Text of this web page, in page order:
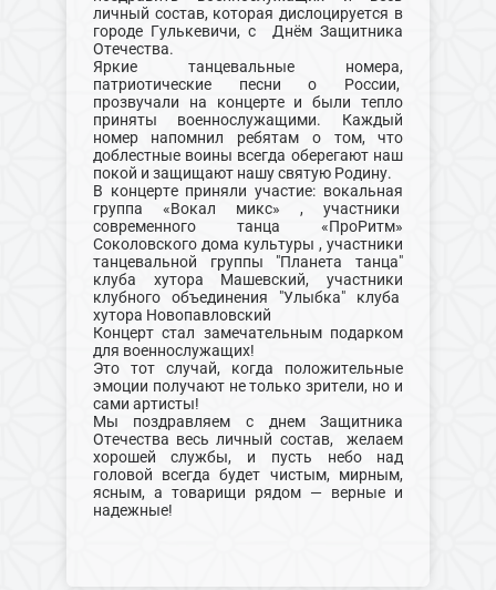
личный состав, которая дислоцируется в
городе Гулькевичи, с Днём Защитника
Отечества.
Яркие танцевальные номера,
патриотические песни о России,
прозвучали на концерте и были тепло
приняты военнослужащими. Каждый
номер напомнил ребятам о том, что
доблестные воины всегда оберегают наш
покой и защищают нашу святую Родину.
В концерте приняли участие: вокальная
группа «Вокал микс» , участники
современного танца «ПроРитм»
Соколовского дома культуры , участники
танцевальной группы "Планета танца"
клуба хутора Машевский, участники
клубного объединения "Улыбка" клуба
хутора Новопавловский
Концерт стал замечательным подарком
для военнослужащих!
Это тот случай, когда положительные
эмоции получают не только зрители, но и
сами артисты!
Мы поздравляем с днем Защитника
Отечества весь личный состав, желаем
хорошей службы, и пусть небо над
головой всегда будет чистым, мирным,
ясным, а товарищи рядом — верные и
надежные!